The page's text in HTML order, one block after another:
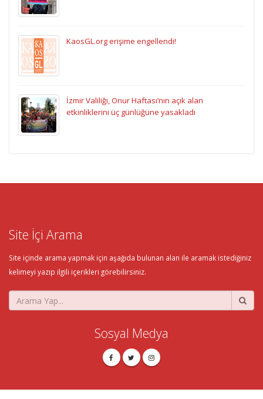
KaosGL.org erişime engellendi!
İzmir Valiliği, Onur Haftası’nın açık alan
etkinliklerini üç günlüğüne yasakladı
Site İçi Arama
Site içinde arama yapmak için aşağıda bulunan alan ile aramak istediğiniz
kelimeyi yazıp ilgili içerikleri görebilirsiniz.
Sosyal Medya